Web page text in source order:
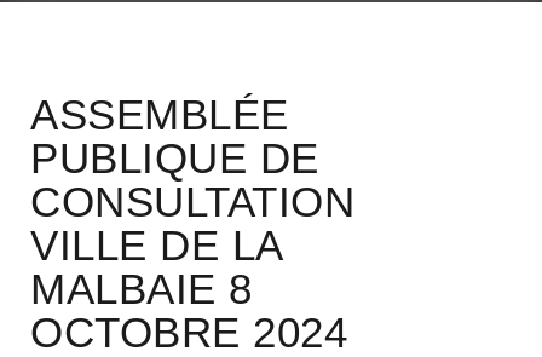
ASSEMBLÉE
PUBLIQUE DE
CONSULTATION
VILLE DE LA
MALBAIE 8
OCTOBRE 2024